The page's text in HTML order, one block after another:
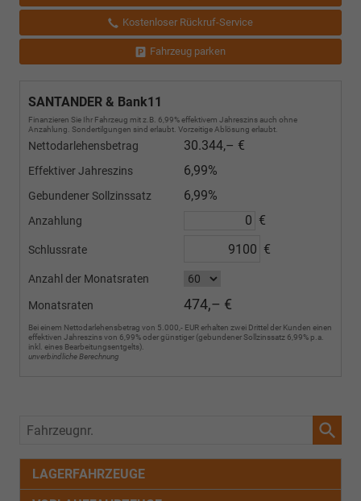
Kostenloser Rückruf-Service
Fahrzeug parken
SANTANDER & Bank11
Finanzieren Sie Ihr Fahrzeug mit z.B. 6,99% effektivem Jahreszins auch ohne
Anzahlung. Sondertilgungen sind erlaubt. Vorzeitige Ablösung erlaubt.
Nettodarlehensbetrag 30.344,– €
Effektiver Jahreszins 6,99%
Gebundener Sollzinssatz 6,99%
Anzahlung €
Schlussrate €
Anzahl der Monatsraten
Monatsraten 474,– €
Bei einem Nettodarlehensbetrag von 5.000,- EUR erhalten zwei Drittel der Kunden einen
effektiven Jahreszins von 6,99% oder günstiger (gebundener Sollzinssatz 6,99% p.a.
inkl. eines Bearbeitungsentgelts).
unverbindliche Berechnung
Fahrzeugnr.
LAGERFAHRZEUGE